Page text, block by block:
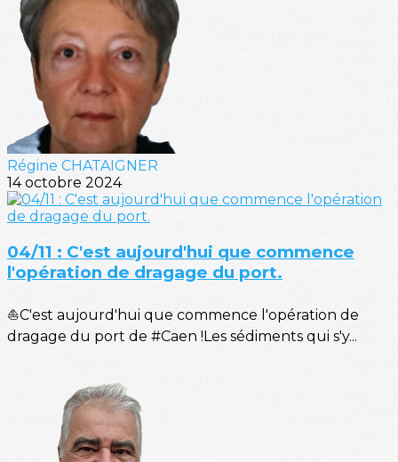
Régine CHATAIGNER
14 octobre 2024
04/11 : C'est aujourd'hui que commence
l'opération de dragage du port.
⛵C'est aujourd'hui que commence l'opération de
dragage du port de #Caen !Les sédiments qui s'y...